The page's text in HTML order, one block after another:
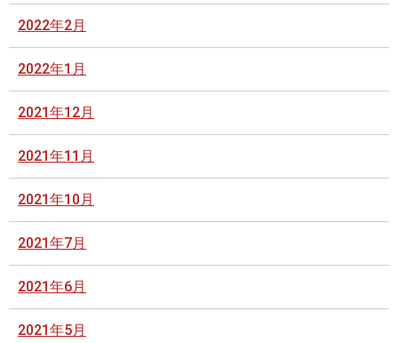
2022年2月
2022年1月
2021年12月
2021年11月
2021年10月
2021年7月
2021年6月
2021年5月